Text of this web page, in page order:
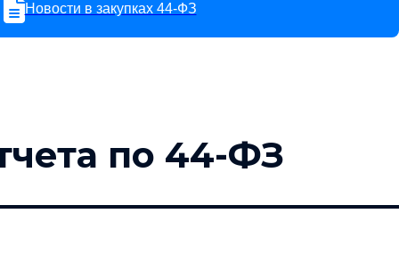
Новости в закупках 44-ФЗ
по 44-ФЗ